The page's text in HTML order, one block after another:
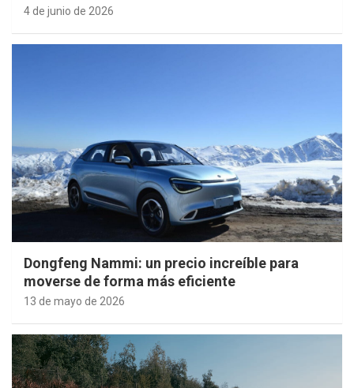
4 de junio de 2026
Dongfeng Nammi: un precio increíble para
moverse de forma más eficiente
13 de mayo de 2026